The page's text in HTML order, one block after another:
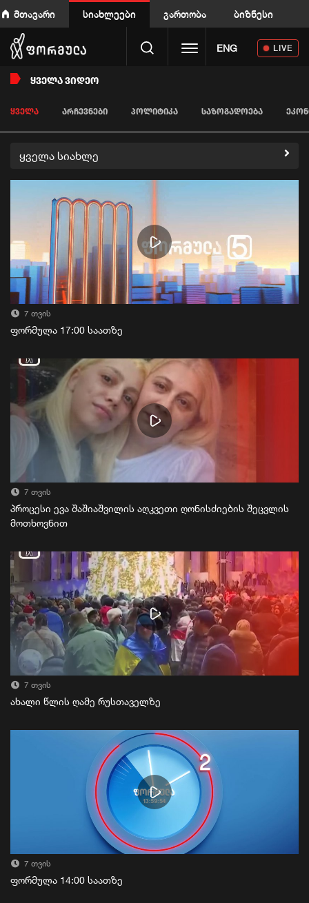
მთავარი სიახლეები გართობა ბიზნესი
Toggle navigation
ENG LIVE
ᲧᲕᲔᲚᲐ ᲕᲘᲓᲔᲝ
ᲧᲕᲔᲚᲐ ᲐᲠᲩᲔᲕᲜᲔᲑᲘ ᲞᲝᲚᲘᲢᲘᲙᲐ ᲡᲐᲖᲝᲒᲐᲓᲝᲔᲑᲐ
ყველა სიახლე
7 თვის
ფორმულა 17:00 საათზე
7 თვის
პროცესი ევა შაშიაშვილის აღკვეთი ღონისძიების შეცვლის
მოთხოვნით
7 თვის
ახალი წლის ღამე რუსთაველზე
7 თვის
ფორმულა 14:00 საათზე